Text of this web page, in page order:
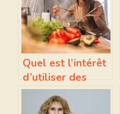
Quel est l’intérêt
d’utiliser des
machines sous
vide alimentaires